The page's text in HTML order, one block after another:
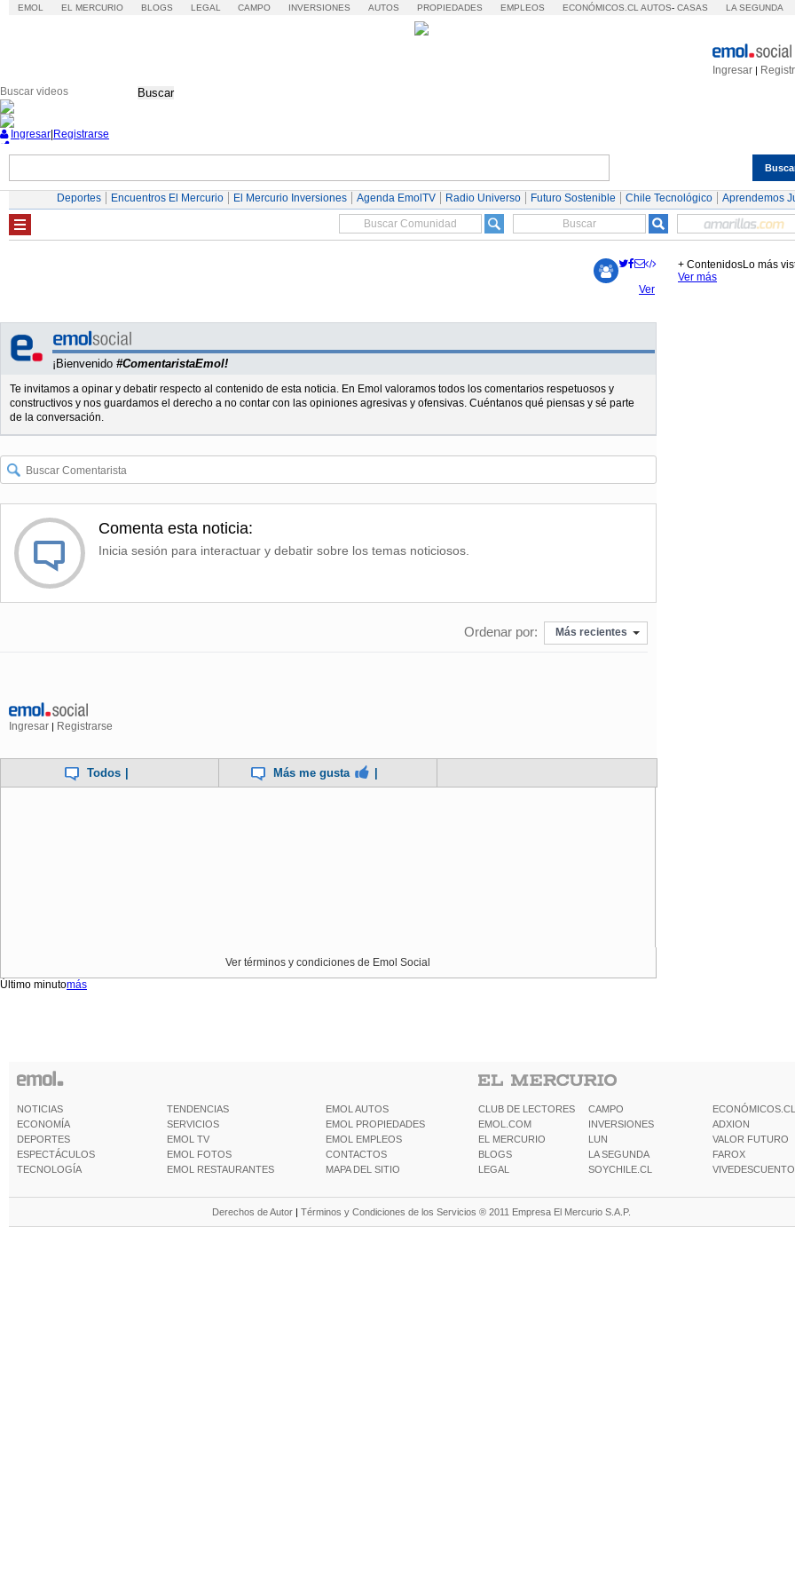
EMOL EL MERCURIO BLOGS LEGAL CAMPO INVERSIONES AUTOS PROPIEDADES EMPLEOS ECONÓMICOS.CL AUTOS- CASAS LA SEGUNDA
Ingresar |
Buscar
Ingresar Registrarse
Deportes Encuentros El Mercurio El Mercurio Inversiones Agenda EmolTV Radio Universo Futuro Sostenible Chile Tecnológico Aprendemos
¡Bienvenido #ComentaristaEmol!
Te invitamos a opinar y debatir respecto al contenido de esta noticia. En Emol valoramos todos los comentarios respetuosos y
constructivos y nos guardamos el derecho a no contar con las opiniones agresivas y ofensivas. Cuéntanos qué piensas y sé parte
de la conversación.
Comenta esta noticia:
Inicia sesión para interactuar y debatir sobre los temas noticiosos.
Ordenar por: Más recientes
Ingresar | Registrarse
Todos | Más me gusta |
Ver términos y condiciones de Emol Social
Último minuto
Ver
más
Lo más
+ Contenidos
Ver más
NOTICIAS
ECONOMÍA
DEPORTES
ESPECTÁCULOS
TECNOLOGÍA
TENDENCIAS
SERVICIOS
EMOL TV
EMOL FOTOS
EMOL RESTAURANTES
EMOL AUTOS
EMOL PROPIEDADES
EMOL EMPLEOS
CONTACTOS
MAPA DEL SITIO
CLUB DE LECTORES
EMOL.COM
EL MERCURIO
BLOGS
LEGAL
CAMPO
INVERSIONES
LUN
LA SEGUNDA
SOYCHILE.CL
ECONÓMICOS.CL
ADXION
VALOR FUTURO
FAROX
Derechos de Autor | Términos y Condiciones de los Servicios ® 2011 Empresa El Mercurio S.A.P.